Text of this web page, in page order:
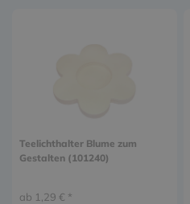
Teelichthalter Blume zum
Gestalten (101240)
ab 1,29 € *